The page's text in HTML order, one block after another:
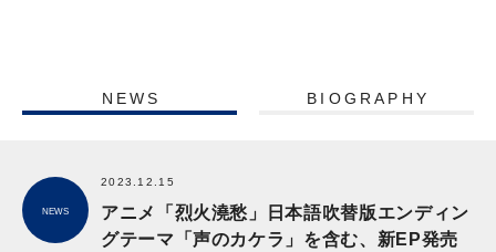
NEWS BIOGRAPHY
NEWS
2023.12.15
アニメ「烈火澆愁」日本語吹替版エンディン
グテーマ「声のカケラ」を含む、新EP発売